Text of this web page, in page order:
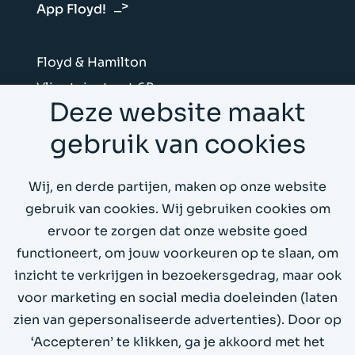
Deze website maakt
gebruik van cookies
Wij, en derde partijen, maken op onze website
gebruik van cookies. Wij gebruiken cookies om
ervoor te zorgen dat onze website goed
functioneert, om jouw voorkeuren op te slaan, om
inzicht te verkrijgen in bezoekersgedrag, maar ook
voor marketing en social media doeleinden (laten
zien van gepersonaliseerde advertenties). Door op
‘Accepteren’ te klikken, ga je akkoord met het
App Floyd!
Floyd & Hamilton
Vliegtuigstraat 6B
1059 CL Amsterdam
Stuur ons een mail
Bel ons op 020 4199066
Whitepapers
Demo omgeving